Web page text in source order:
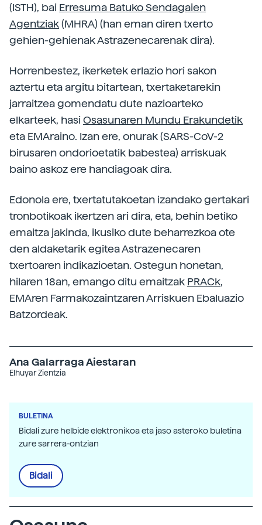
(ISTH), bai Erresuma Batuko Sendagaien
Agentziak(MHRA) (han eman diren txerto
gehien-gehienak Astrazenecarenak dira).
Horrenbestez, ikerketek erlazio hori sakon
aztertu eta argitu bitartean, txertaketarekin
jarraitzea gomendatu dute nazioarteko
elkarteek, hasiOsasunaren Mundu Erakundetik
eta EMAraino. Izan ere, onurak (SARS-CoV-2
birusaren ondorioetatik babestea) arriskuak
baino askoz ere handiagoak dira.
Edonola ere, txertatutakoetan izandako gertakari
tronbotikoak ikertzen ari dira, eta, behin betiko
emaitza jakinda, ikusiko dute beharrezkoa ote
den aldaketarik egitea Astrazenecaren
txertoaren indikazioetan. Ostegun honetan,
hilaren 18an, emango ditu emaitzak PRACk,
EMAren Farmakozaintzaren Arriskuen Ebaluazio
Batzordeak.
Ana Galarraga Aiestaran
Elhuyar Zientzia
BULETINA
Bidali zure helbide elektronikoa eta jaso asteroko buletina
zure sarrera-ontzian
Bidali